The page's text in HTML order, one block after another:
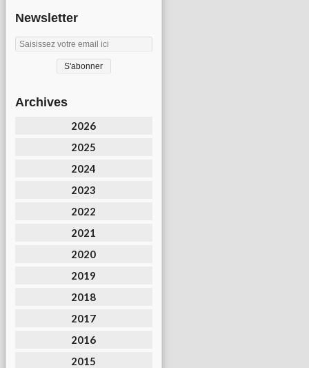
Newsletter
Archives
2026
2025
2024
2023
2022
2021
2020
2019
2018
2017
2016
2015